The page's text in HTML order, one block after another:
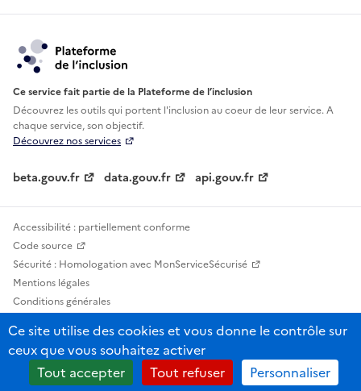
Ce service fait partie de la Plateforme de l’inclusion
Découvrez les outils qui portent l'inclusion aucoeur de leur service. A
chaque service, son objectif.
Découvrez nos services
beta.gouv.fr data.gouv.fr api.gouv.fr
Accessibilité : partiellement conforme
Code source
Sécurité : Homologation avec MonServiceSécurisé
Mentions légales
Conditions générales
Statistiques, lexiques et indicateurs
Sauf mention contraire, tous les contenus de ce site sont sous licence
etalab-2.0
Ce site utilise des cookies et vous donne le contrôle sur
ceux que vous souhaitez activer
Tout accepter
Tout refuser Personnaliser